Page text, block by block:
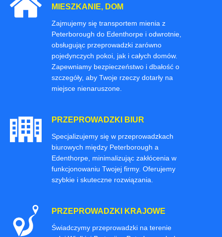
MIESZKANIE, DOM
Zajmujemy się transportem mienia z
Peterborough do Edenthorpe i odwrotnie,
obsługując przeprowadzki zarówno
pojedynczych pokoi, jak i całych domów.
Zapewniamy bezpieczeństwo i dbałość o
szczegóły, aby Twoje rzeczy dotarły na
miejsce nienaruszone.
PRZEPROWADZKI BIUR
Specjalizujemy się w przeprowadzkach
biurowych między Peterborough a
Edenthorpe, minimalizując zakłócenia w
funkcjonowaniu Twojej firmy. Oferujemy
szybkie i skuteczne rozwiązania.
PRZEPROWADZKI KRAJOWE
Świadczymy przeprowadzki na terenie